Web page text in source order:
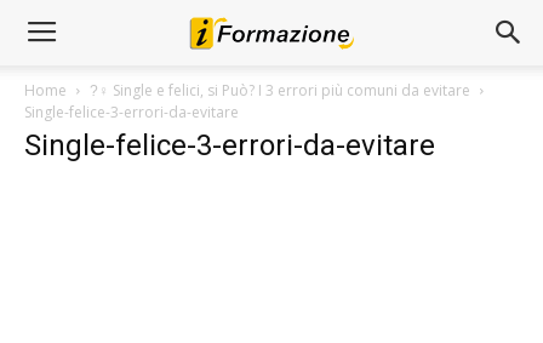
Home
?‍♀ Single e felici, si Può? I 3 errori più comuni da evitare
Single-felice-3-errori-da-evitare
Single-felice-3-errori-da-evitare